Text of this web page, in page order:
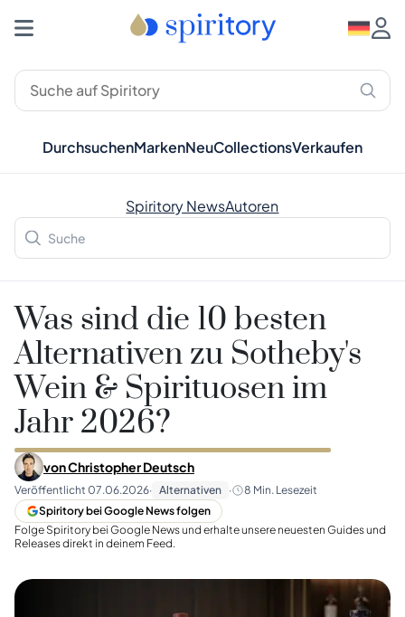
DurchsuchenMarkenNeuCollectionsVerkaufen
Spiritory NewsAutoren
Was sind die 10 besten
Alternativen zu Sotheby's
Wein & Spirituosen im
Jahr 2026?
vonChristopher Deutsch
Veröffentlicht 07.06.2026· Alternativen · 8 Min. Lesezeit
Spiritory bei Google News folgen
Folge Spiritory bei Google News und erhalte unsere neuesten Guides und
Releases direkt in deinem Feed.